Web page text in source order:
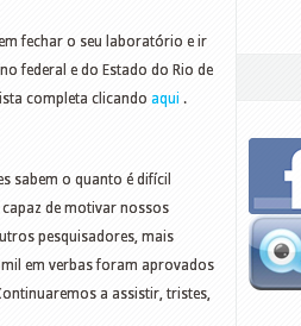
fechar o seu laboratório e ir
federal e do Estado do Rio de
completa clicando aqui .
sabem o quanto é difícil
de motivar nossos
pesquisadores, mais
mil em verbas foram aprovados
a assistir, tristes,